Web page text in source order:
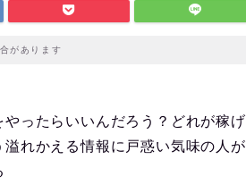
があります
ったらいいんだろう？どれが稼げ
れかえる情報に戸惑い気味の人が